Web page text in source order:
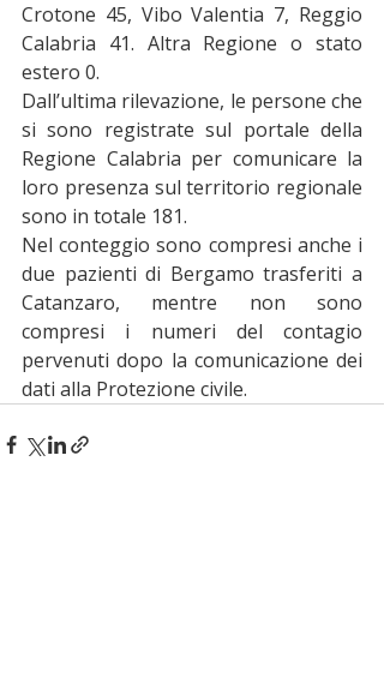
Crotone 45, Vibo Valentia 7, Reggio
Calabria 41. Altra Regione o stato
estero 0.
Dall’ultima rilevazione, le persone che
si sono registrate sul portale della
Regione Calabria per comunicare la
loro presenza sul territorio regionale
sono in totale 181.
Nel conteggio sono compresi anche i
due pazienti di Bergamo trasferiti a
Catanzaro, mentre non sono
compresi i numeri del contagio
pervenuti dopo la comunicazione dei
dati alla Protezione civile.